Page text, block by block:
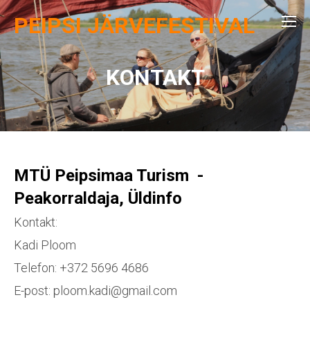
PEIPSI JÄRVEFESTIVAL
KONTAKT
MTÜ Peipsimaa Turism -
Peakorraldaja, Üldinfo
Kontakt:
Kadi Ploom
Telefon: +372 5696 4686
E-post: ploom.kadi@gmail.com